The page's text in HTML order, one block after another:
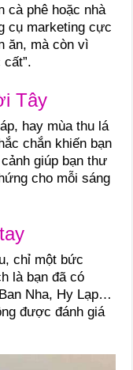
cà phê hoặc nhà
cụ marketing cực
ăn, mà còn vì
Tây
hay mùa thu lá
chắn khiến bạn
giúp bạn thư
cho mỗi sáng
chỉ một bức
là bạn đã có
Nha, Hy Lạp…
được đánh giá